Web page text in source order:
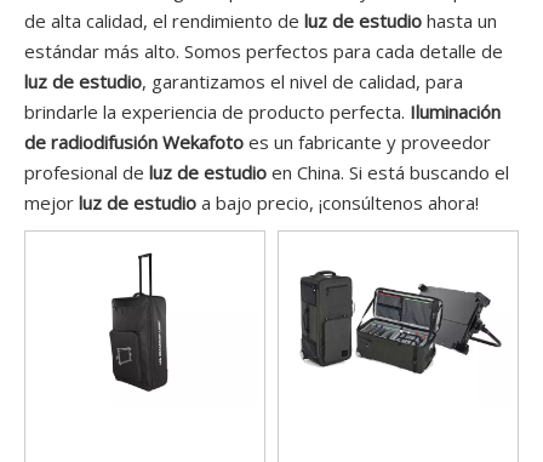
de alta calidad, el rendimiento de luz de estudio hasta un
estándar más alto. Somos perfectos para cada detalle de
luz de estudio, garantizamos el nivel de calidad, para
brindarle la experiencia de producto perfecta. Iluminación
de radiodifusión Wekafoto es un fabricante y proveedor
profesional de luz de estudio en China. Si está buscando el
mejor luz de estudio a bajo precio, ¡consúltenos ahora!